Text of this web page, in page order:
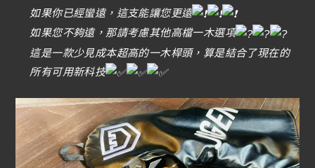
如果你已經蠻遠，這支能讓您更遠
如果您不夠遠，那請考慮其他高檔一木選項
這是一款少見成本超高的一木桿頭，算是結合了現在的
所有可用新科技